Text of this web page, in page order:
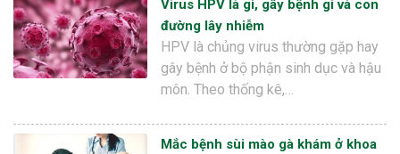
Virus HPV là gì, gây bệnh gì và con
đường lây nhiễm
HPV là chủng virus thường gặp hay
gây bệnh ở bộ phận sinh dục và hậu
môn. Theo thống kê,…
Mắc bệnh sùi mào gà khám ở khoa